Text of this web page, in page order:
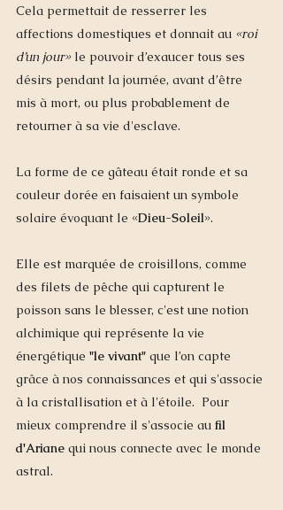
Cela permettait de resserrer les
affections domestiques et donnait au «roi
d’un jour» le pouvoir d’exaucer tous ses
désirs pendant la journée, avant d’être
mis à mort, ou plus probablement de
retourner à sa vie d'esclave.
La forme de ce gâteau était ronde et sa
couleur dorée en faisaient un symbole
solaire évoquant le «Dieu-Soleil».
Elle est marquée de croisillons, comme
des filets de pêche qui capturent le
poisson sans le blesser, c'est une notion
alchimique qui représente la vie
énergétique "le vivant" que l’on capte
grâce à nos connaissances et qui s'associe
à la cristallisation et à l'étoile.  Pour
mieux comprendre il s'associe au fil
d'Ariane qui nous connecte avec le monde
astral.